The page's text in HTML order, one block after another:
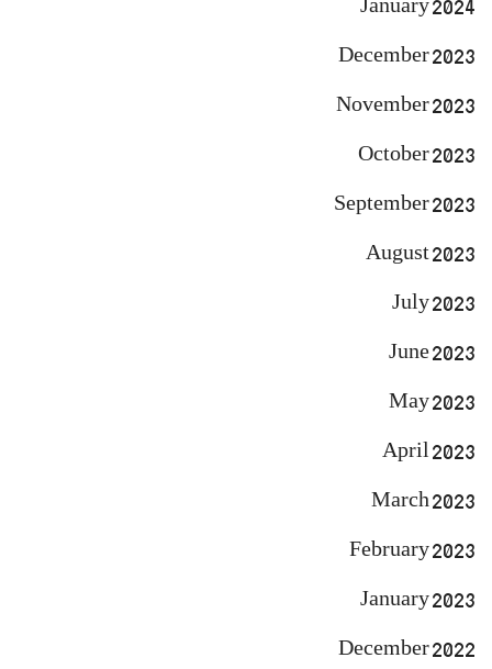
January 2024
December 2023
November 2023
October 2023
September 2023
August 2023
July 2023
June 2023
May 2023
April 2023
March 2023
February 2023
January 2023
December 2022